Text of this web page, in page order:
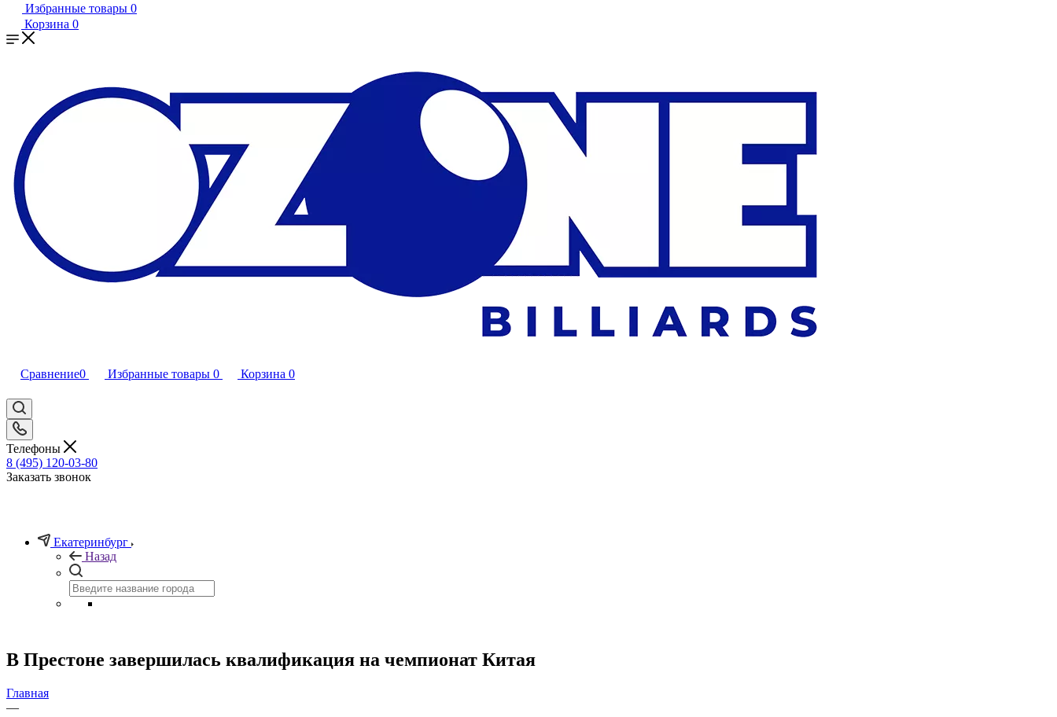
Избранные товары 0
Корзина 0
Сравнение0 Избранные товары 0 Корзина 0
Телефоны
8 (495) 120-03-80
Заказать звонок
Екатеринбург
Назад
В Престоне завершилась квалификация на чемпионат Китая
Главная
—